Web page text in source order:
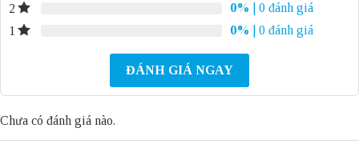
2
0%
| 0 đánh giá
1
0% | 0 đánh giá
ĐÁNH GIÁ NGAY
Chưa có đánh giá nào.